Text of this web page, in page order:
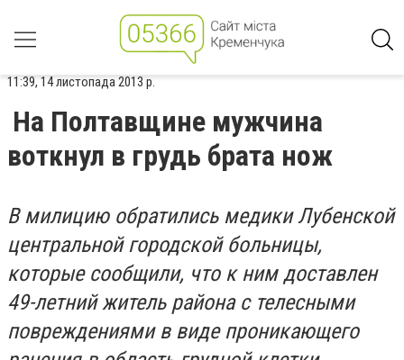
11:39, 14 листопада 2013 р.
На Полтавщине мужчина
воткнул в грудь брата нож
В милицию обратились медики Лубенской
центральной городской больницы,
которые сообщили, что к ним доставлен
49-летний житель района с телесными
повреждениями в виде проникающего